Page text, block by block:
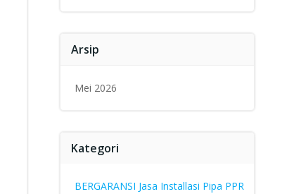
Arsip
Mei 2026
Kategori
BERGARANSI Jasa Installasi Pipa PPR